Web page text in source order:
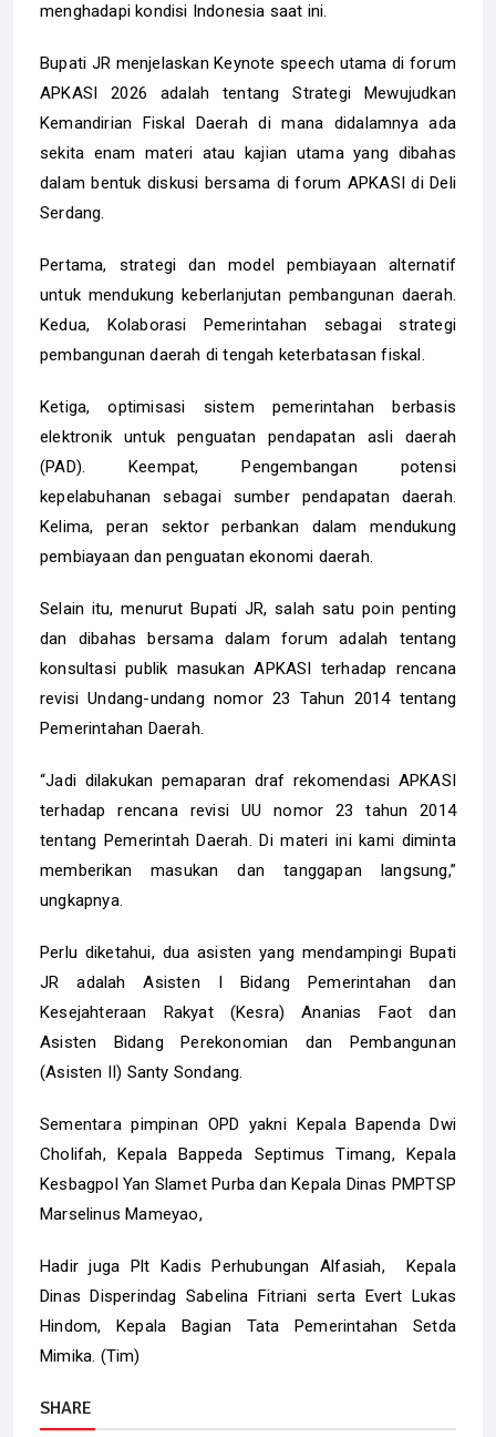
menghadapi kondisi Indonesia saat ini.
Bupati JR menjelaskan Keynote speech utama di forum
APKASI 2026 adalah tentang Strategi Mewujudkan
Kemandirian Fiskal Daerah di mana didalamnya ada
sekita enam materi atau kajian utama yang dibahas
dalam bentuk diskusi bersama di forum APKASI di Deli
Serdang.
Pertama, strategi dan model pembiayaan alternatif
untuk mendukung keberlanjutan pembangunan daerah.
Kedua, Kolaborasi Pemerintahan sebagai strategi
pembangunan daerah di tengah keterbatasan fiskal.
Ketiga, optimisasi sistem pemerintahan berbasis
elektronik untuk penguatan pendapatan asli daerah
(PAD). Keempat, Pengembangan potensi
kepelabuhanan sebagai sumber pendapatan daerah.
Kelima, peran sektor perbankan dalam mendukung
pembiayaan dan penguatan ekonomi daerah.
Selain itu, menurut Bupati JR, salah satu poin penting
dan dibahas bersama dalam forum adalah tentang
konsultasi publik masukan APKASI terhadap rencana
revisi Undang-undang nomor 23 Tahun 2014 tentang
Pemerintahan Daerah.
“Jadi dilakukan pemaparan draf rekomendasi APKASI
terhadap rencana revisi UU nomor 23 tahun 2014
tentang Pemerintah Daerah. Di materi ini kami diminta
memberikan masukan dan tanggapan langsung,”
ungkapnya.
Perlu diketahui, dua asisten yang mendampingi Bupati
JR adalah Asisten I Bidang Pemerintahan dan
Kesejahteraan Rakyat (Kesra) Ananias Faot dan
Asisten Bidang Perekonomian dan Pembangunan
(Asisten II) Santy Sondang.
Sementara pimpinan OPD yakni Kepala Bapenda Dwi
Cholifah, Kepala Bappeda Septimus Timang, Kepala
Kesbagpol Yan Slamet Purba dan Kepala Dinas PMPTSP
Marselinus Mameyao,
Hadir juga Plt Kadis Perhubungan Alfasiah, Kepala
Dinas Disperindag Sabelina Fitriani serta Evert Lukas
Hindom, Kepala Bagian Tata Pemerintahan Setda
Mimika. (Tim)
SHARE